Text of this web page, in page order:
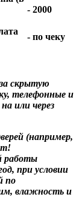
- 2000
- по чеку
скрытую
телефонные и
или через
(например,
работы
при условии
по
влажность и